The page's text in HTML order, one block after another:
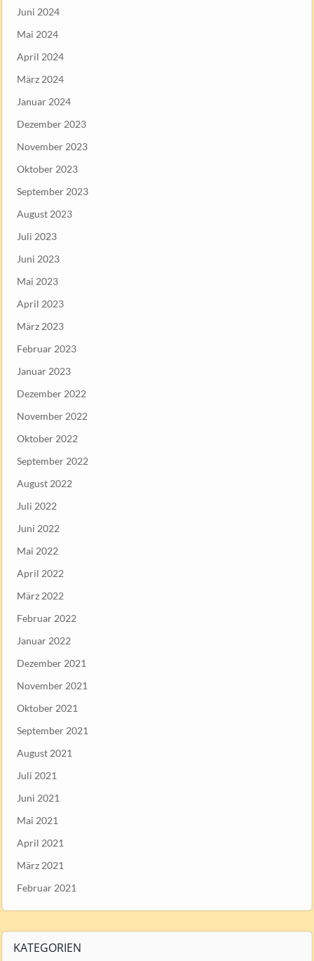
Juni 2024
Mai 2024
April 2024
März 2024
Januar 2024
Dezember 2023
November 2023
Oktober 2023
September 2023
August 2023
Juli 2023
Juni 2023
Mai 2023
April 2023
März 2023
Februar 2023
Januar 2023
Dezember 2022
November 2022
Oktober 2022
September 2022
August 2022
Juli 2022
Juni 2022
Mai 2022
April 2022
März 2022
Februar 2022
Januar 2022
Dezember 2021
November 2021
Oktober 2021
September 2021
August 2021
Juli 2021
Juni 2021
Mai 2021
April 2021
März 2021
Februar 2021
KATEGORIEN